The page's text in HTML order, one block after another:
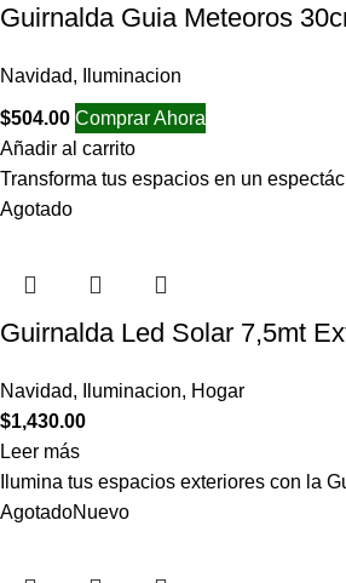
Guirnalda Guia Meteoros
Navidad, Iluminacion
$504.00 Comprar Ahora
Añadir al carrito
Transforma tus espacios en un
Agotado
Guirnalda Led Solar 7,5mt
Navidad, Iluminacion, Hogar
$1,430.00
Leer más
Ilumina tus espacios exteriores con la
AgotadoNuevo